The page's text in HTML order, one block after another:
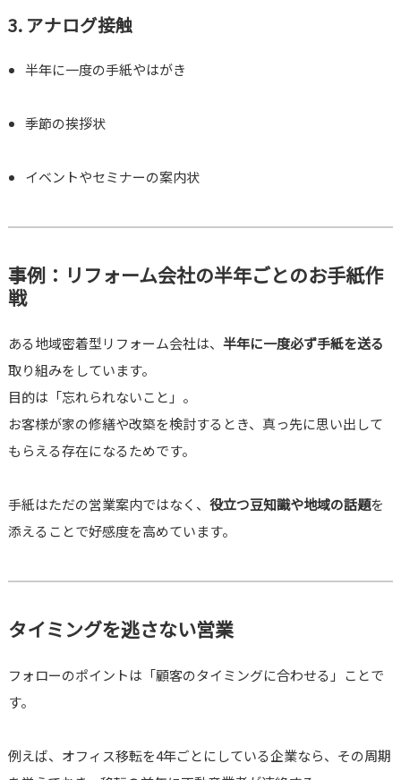
3. アナログ接触
半年に一度の手紙やはがき
季節の挨拶状
イベントやセミナーの案内状
事例：リフォーム会社の半年ごとのお手紙作
戦
ある地域密着型リフォーム会社は、 半年に一度必ず手紙を送る
取り組みをしています。
目的は「忘れられないこと」。
お客様が家の修繕や改築を検討するとき、真っ先に思い出して
もらえる存在になるためです。
手紙はただの営業案内ではなく、 役立つ豆知識や地域の話題を
添えることで好感度を高めています。
タイミングを逃さない営業
フォローのポイントは「顧客のタイミングに合わせる」ことで
す。
例えば、オフィス移転を4年ごとにしている企業なら、その周期